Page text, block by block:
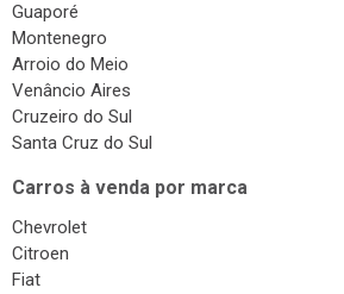
Guaporé
Montenegro
Arroio do Meio
Venâncio Aires
Cruzeiro do Sul
Santa Cruz do Sul
Carros à venda por marca
Chevrolet
Citroen
Fiat